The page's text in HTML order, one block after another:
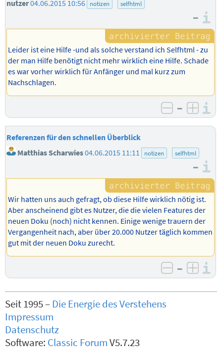
nutzer04.06.2015 10:56 notizen selfhtml
–
Leider ist eine Hilfe -und als solche verstand ich Selfhtml - zu
der man Hilfe benötigt nicht mehr wirklich eine Hilfe. Schade
es war vorher wirklich für Anfänger und mal kurz zum
Nachschlagen.
negativ
–
Referenzen für den schnellen Überblick
Matthias Scharwies04.06.2015 11:11 notizen selfhtml
–
Wir hatten uns auch gefragt, ob diese Hilfe wirklich nötig ist.
Aber anscheinend gibt es Nutzer, die die vielen Features der
neuen Doku (noch) nicht kennen. Einige wenige trauern der
Vergangenheit nach, aber über 20.000 Nutzer täglich kommen
gut mit der neuen Doku zurecht.
negativ
–
Seit 1995 – Die Energie des Verstehens
Impressum
Datenschutz
Software: Classic ForumV5.7.23